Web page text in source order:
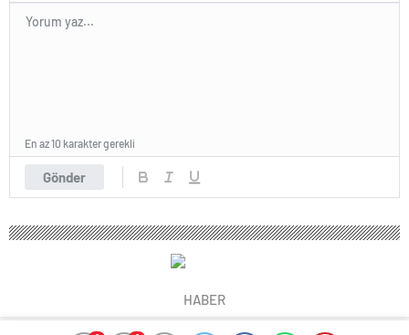
Gönder
En az 10 karakter gerekli
HABER